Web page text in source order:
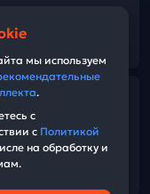
2026 с Виталичем
за 3 часа
2026 с Виталичем
12:49
мы используем
.
с
с Политикой
на обработку и